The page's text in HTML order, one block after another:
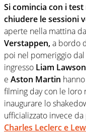
Si comincia con i test
chiudere le sessioni
aperte nella mattina
Verstappen,a bordo
poi nel pomeriggio
ingresso Liam Lawson
e Aston Martin
filming day con le loro
inaugurare lo
ufficializzato invece
Charles Leclerc e